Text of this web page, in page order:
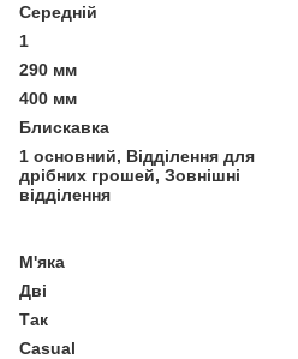
Середній
1
290 мм
400 мм
Блискавка
1 основний, Відділення для
дрібних грошей, Зовнішні
відділення
М'яка
Дві
Так
Casual